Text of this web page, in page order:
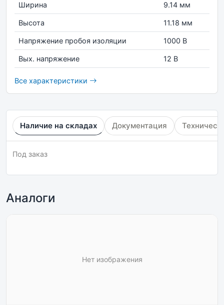
Ширина 9.14 мм
Высота 11.18 мм
Напряжение пробоя изоляции 1000 В
Вых. напряжение 12 В
Все характеристики
Наличие на складах Документация
Под заказ
Аналоги
Нет изображения